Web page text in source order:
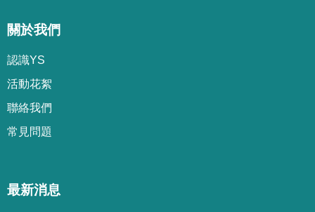
關於我們
認識YS
活動花絮
聯絡我們
常見問題
最新消息